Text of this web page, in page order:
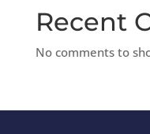
Recent
No comments to